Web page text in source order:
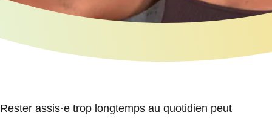
Rester assis·e trop longtemps au quotidien peut